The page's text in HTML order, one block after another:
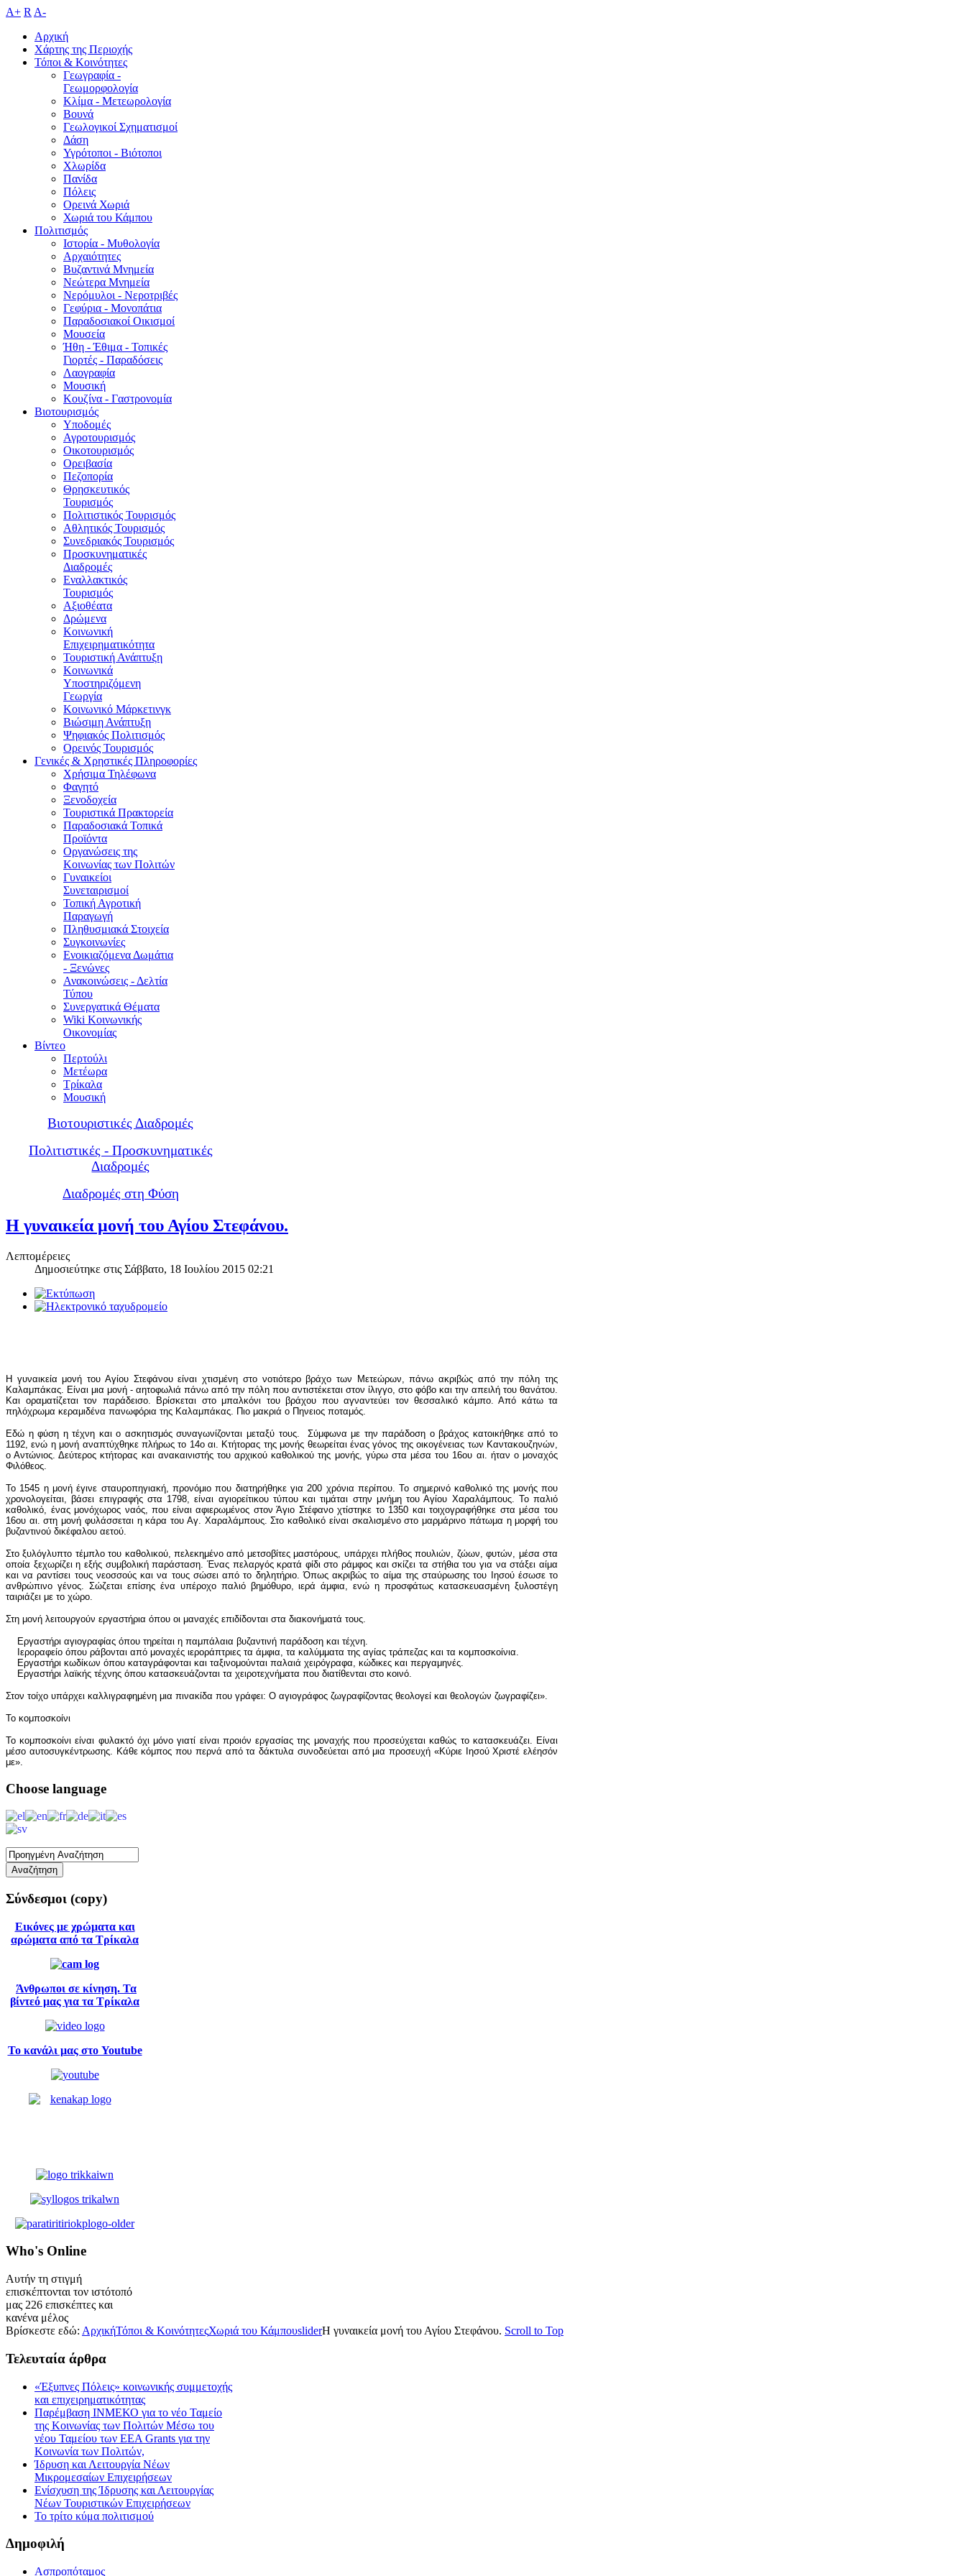
A+ R A-
Αρχική
Χάρτης της Περιοχής
Τόποι & Κοινότητες
Γεωγραφία -
Γεωμορφολογία
Κλίμα - Mετεωρολογία
Βουνά
Γεωλογικοί Σχηματισμοί
Δάση
Υγρότοποι - Βιότοποι
Χλωρίδα
Πανίδα
Πόλεις
Ορεινά Χωριά
Χωριά του Κάμπου
Πολιτισμός
Ιστορία - Μυθολογία
Αρχαιότητες
Βυζαντινά Μνημεία
Νεώτερα Μνημεία
Νερόμυλοι - Nεροτριβές
Γεφύρια - Μονοπάτια
Παραδοσιακοί Οικισμοί
Μουσεία
Ήθη - Έθιμα - Τοπικές
Γιορτές - Παραδόσεις
Λαογραφία
Μουσική
Κουζίνα - Γαστρονομία
Βιοτουρισμός
Υποδομές
Αγροτουρισμός
Οικοτουρισμός
Ορειβασία
Πεζοπορία
Θρησκευτικός
Τουρισμός
Πολιτιστικός Τουρισμός
Αθλητικός Τουρισμός
Συνεδριακός Τουρισμός
Προσκυνηματικές
Διαδρομές
Εναλλακτικός
Τουρισμός
Αξιοθέατα
Δρώμενα
Κοινωνική
Επιχειρηματικότητα
Τουριστική Ανάπτυξη
Κοινωνικά
Υποστηριζόμενη
Γεωργία
Κοινωνικό Μάρκετινγκ
Βιώσιμη Ανάπτυξη
Ψηφιακός Πολιτισμός
Ορεινός Τουρισμός
Γενικές & Χρηστικές Πληροφορίες
Χρήσιμα Τηλέφωνα
Φαγητό
Ξενοδοχεία
Τουριστικά Πρακτορεία
Παραδοσιακά Τοπικά
Προϊόντα
Οργανώσεις της
Κοινωνίας των Πολιτών
Γυναικείοι
Συνεταιρισμοί
Τοπική Αγροτική
Παραγωγή
Πληθυσμιακά Στοιχεία
Συγκοινωνίες
Ενοικιαζόμενα Δωμάτια
- Ξενώνες
Ανακοινώσεις - Δελτία
Τύπου
Συνεργατικά Θέματα
Wiki Κοινωνικής
Οικονομίας
Βίντεο
Περτούλι
Μετέωρα
Τρίκαλα
Μουσική
Βιοτουριστικές Διαδρομές
Πολιτιστικές - Προσκυνηματικές
Διαδρομές
Διαδρομές στη Φύση
Η γυναικεία μονή του Αγίου Στεφάνου.
Λεπτομέρειες
Δημοσιεύτηκε στις Σάββατο, 18 Ιουλίου 2015 02:21
Η γυναικεία μονή του Αγίου Στεφάνου είναι χτισμένη στο νοτιότερο βράχο των Μετεώρων, πάνω ακριβώς από την πόλη της
Καλαμπάκας. Είναι μια μονή - αητοφωλιά πάνω από την πόλη που αντιστέκεται στον ίλιγγο, στο φόβο και την απειλή του θανάτου.
Και οραματίζεται τον παράδεισο. Βρίσκεται στο μπαλκόνι του βράχου που αγναντεύει τον θεσσαλικό κάμπο. Από κάτω τα
πηλόχρωμα κεραμιδένα πανωφόρια της Καλαμπάκας. Πιο μακριά ο Πηνειος ποταμός.
Εδώ η φύση η τέχνη και ο ασκητισμός συναγωνίζονται μεταξύ τους. Σύμφωνα με την παράδοση ο βράχος κατοικήθηκε από το
1192, ενώ η μονή αναπτύχθηκε πλήρως το 14ο αι. Κτήτορας της μονής θεωρείται ένας γόνος της οικογένειας των Καντακουζηνών,
ο Αντώνιος. Δεύτερος κτήτορας και ανακαινιστής του αρχικού καθολικού της μονής, γύρω στα μέσα του 16ου αι. ήταν ο μοναχός
Φιλόθεος.
Το 1545 η μονή έγινε σταυροπηγιακή, προνόμιο που διατηρήθηκε για 200 χρόνια περίπου. Το σημερινό καθολικό της μονής που
χρονολογείται, βάσει επιγραφής στα 1798, είναι αγιορείτικου τύπου και τιμάται στην μνήμη του Αγίου Χαραλάμπους. Το παλιό
καθολικό, ένας μονόχωρος ναός, που είναι αφιερωμένος στον Άγιο Στέφανο χτίστηκε το 1350 και τοιχογραφήθηκε στα μέσα του
16ου αι. στη μονή φυλάσσεται η κάρα του Αγ. Χαραλάμπους. Στο καθολικό είναι σκαλισμένο στο μαρμάρινο πάτωμα η μορφή του
βυζαντινού δικέφαλου αετού.
Στο ξυλόγλυπτο τέμπλο του καθολικού, πελεκημένο από μετσοβίτες μαστόρους, υπάρχει πλήθος πουλιών, ζώων, φυτών, μέσα στα
οποία ξεχωρίζει η εξής συμβολική παράσταση. Ένας πελαργός κρατά φίδι στο ράμφος και σκίζει τα στήθια του για να στάξει αίμα
και να ραντίσει τους νεοσσούς και να τους σώσει από το δηλητήριο. Όπως ακριβώς το αίμα της σταύρωσης του Ιησού έσωσε το
ανθρώπινο γένος. Σώζεται επίσης ένα υπέροχο παλιό βημόθυρο, ιερά άμφια, ενώ η προσφάτως κατασκευασμένη ξυλοστέγη
ταιριάζει με το χώρο.
Στη μονή λειτουργούν εργαστήρια όπου οι μαναχές επιδίδονται στα διακονήματά τους.
Εργαστήρι αγιογραφίας όπου τηρείται η παμπάλαια βυζαντινή παράδοση και τέχνη.
Ιεροραφείο όπου ράβονται από μοναχές ιεροράπτριες τα άμφια, τα καλύμματα της αγίας τράπεζας και τα κομποσκοίνια.
Εργαστήρι κωδίκων όπου καταγράφονται και ταξινομούνται παλαιά χειρόγραφα, κώδικες και περγαμηνές.
Εργαστήρι λαϊκής τέχνης όπου κατασκευάζονται τα χειροτεχνήματα που διατίθενται στο κοινό.
Στον τοίχο υπάρχει καλλιγραφημένη μια πινακίδα που γράφει: Ο αγιογράφος ζωγραφίζοντας θεολογεί και θεολογών ζωγραφίζει».
Το κομποσκοίνι
Το κομποσκοίνι είναι φυλακτό όχι μόνο γιατί είναι προιόν εργασίας της μοναχής που προσεύχεται καθώς το κατασκευάζει. Είναι
μέσο αυτοσυγκέντρωσης. Κάθε κόμπος που περνά από τα δάκτυλα συνοδεύεται από μια προσευχή «Κύριε Ιησού Χριστέ ελέησόν
με».
Choose language
Σύνδεσμοι (copy)
Εικόνες με χρώματα και
αρώματα από τα Τρίκαλα
Άνθρωποι σε κίνηση. Τα
βίντεό μας για τα Τρίκαλα
Το κανάλι μας στο Youtube
Who's Online
Αυτήν τη στιγμή
επισκέπτονται τον ιστότοπό
μας 226 επισκέπτες και
κανένα μέλος
Βρίσκεστε εδώ: ΑρχικήΤόποι & ΚοινότητεςΧωριά του ΚάμπουsliderΗ γυναικεία μονή του Αγίου Στεφάνου. Scroll to Top
Τελευταία άρθρα
«Έξυπνες Πόλεις» κοινωνικής συμμετοχής
και επιχειρηματικότητας
Παρέμβαση ΙΝΜΕΚΟ για το νέο Ταμείο
της Κοινωνίας των Πολιτών Μέσω του
νέου Ταμείου των ΕΕΑ Grants για την
Κοινωνία των Πολιτών,
Ίδρυση και Λειτουργία Νέων
Μικρομεσαίων Επιχειρήσεων
Ενίσχυση της Ίδρυσης και Λειτουργίας
Νέων Τουριστικών Επιχειρήσεων
Το τρίτο κύμα πολιτισμού
Δημοφιλή
Ασπροπόταμος